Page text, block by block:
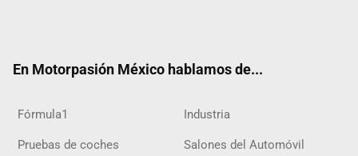
En Motorpasión México hablamos de...
Fórmula1 Industria
Pruebas de coches Salones del Automóvil